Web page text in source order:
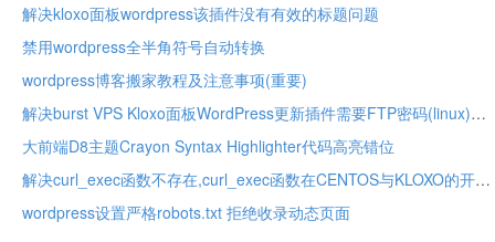
解决kloxo面板wordpress该插件没有有效的标题问题
禁用wordpress全半角符号自动转换
wordpress博客搬家教程及注意事项(重要)
解决burst VPS Kloxo面板WordPress更新插件需要FTP密码(linux)
大前端D8主题Crayon Syntax Highlighter代码高亮错位
解决curl_exec函数不存在,curl_exec函数在CENTOS与KLOXO的开启
wordpress设置严格robots.txt 拒绝收录动态页面